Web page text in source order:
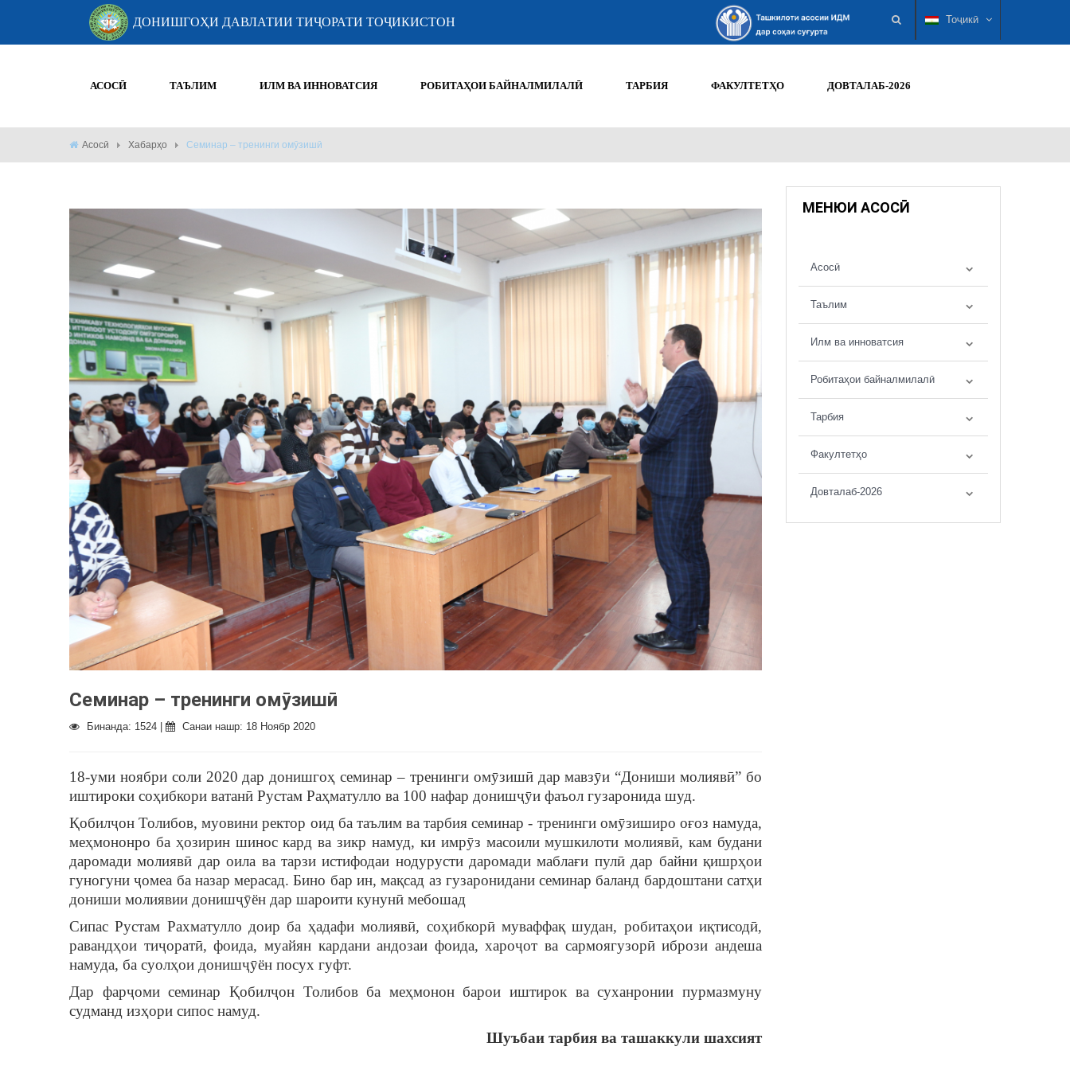
ДОНИШГОҲИ ДАВЛАТИИ ТИҶОРАТИ ТОҶИКИСТОН Тоҷикӣ
АСОСӢ ТАЪЛИМ ИЛМ ВА ИННОВАТСИЯ РОБИТАҲОИ БАЙНАЛМИЛАЛӢ ТАРБИЯ ФАКУЛТЕТҲО ДОВТАЛАБ-2026
Асосӣ Хабарҳо Семинар – тренинги омӯзишӣ
Семинар – тренинги омӯзишӣ
Бинанда: 1524 | Санаи нашр: 18 Ноябр 2020
18-уми ноябри соли 2020 дар донишгоҳ семинар – тренинги омӯзишӣ дар мавзӯи “Дониши молиявӣ” бо
иштироки соҳибкори ватанӣ Рустам Раҳматулло ва 100 нафар донишҷӯи фаъол гузаронида шуд.
Қобилҷон Толибов, муовини ректор оид ба таълим ва тарбия семинар - тренинги омӯзиширо оғоз намуда,
меҳмононро ба ҳозирин шинос кард ва зикр намуд, ки имрӯз масоили мушкилоти молиявӣ, кам будани
даромади молиявӣ дар оила ва тарзи истифодаи нодурусти даромади маблағи пулӣ дар байни қишрҳои
гуногуни ҷомеа ба назар мерасад. Бино бар ин, мақсад аз гузаронидани семинар баланд бардоштани сатҳи
дониши молиявии донишҷӯён дар шароити кунунӣ мебошад
Сипас Рустам Рахматулло доир ба ҳадафи молиявӣ, соҳибкорӣ муваффақ шудан, робитаҳои иқтисодӣ,
равандҳои тиҷоратӣ, фоида, муайян кардани андозаи фоида, хароҷот ва сармоягузорӣ ибрози андеша
намуда, ба суолҳои донишҷӯён посух гуфт.
Дар фарҷоми семинар Қобилҷон Толибов ба меҳмонон барои иштирок ва суханронии пурмазмуну
судманд изҳори сипос намуд.
Шуъбаи тарбия ва ташаккули шахсият
МЕНЮИ АСОСӢ
Асосӣ
Таълим
Илм ва инноватсия
Робитаҳои байналмилалӣ
Тарбия
Факултетҳо
Довталаб-2026